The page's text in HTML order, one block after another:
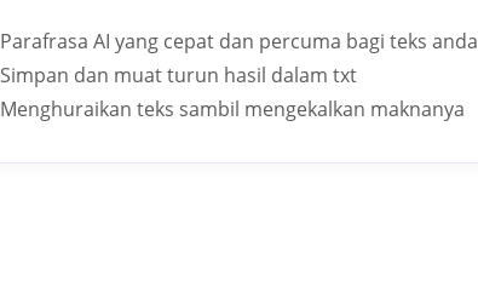
Parafrasa AI yang cepat dan percuma bagi teks anda
Simpan dan muat turun hasil dalam txt
Menghuraikan teks sambil mengekalkan maknanya